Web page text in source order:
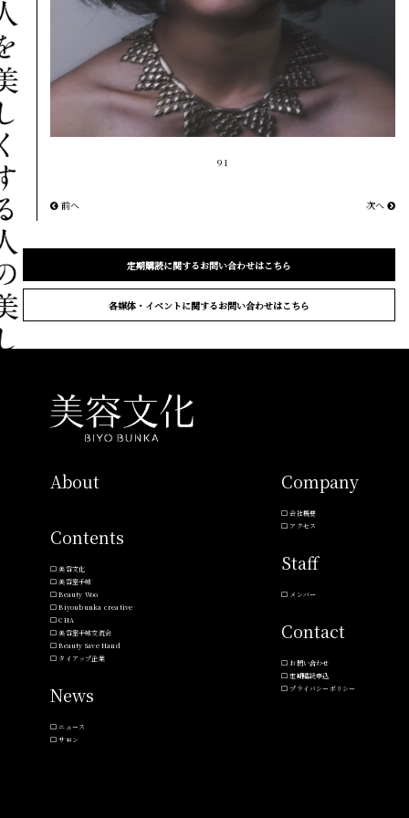
91
前へ 次へ
定期購読に関するお問い合わせはこちら
各媒体・イベントに関するお問い合わせはこちら
About
Contents
美容文化
美容室手帖
Beauty Woo
Biyoubunka creative
CHA
美容室手帖交流会
Beauty Save Hand
タイアップ企業
News
ニュース
サロン
Company
会社概要
アクセス
Staff
メンバー
Contact
お問い合わせ
定期購読申込
プライバシーポリシー